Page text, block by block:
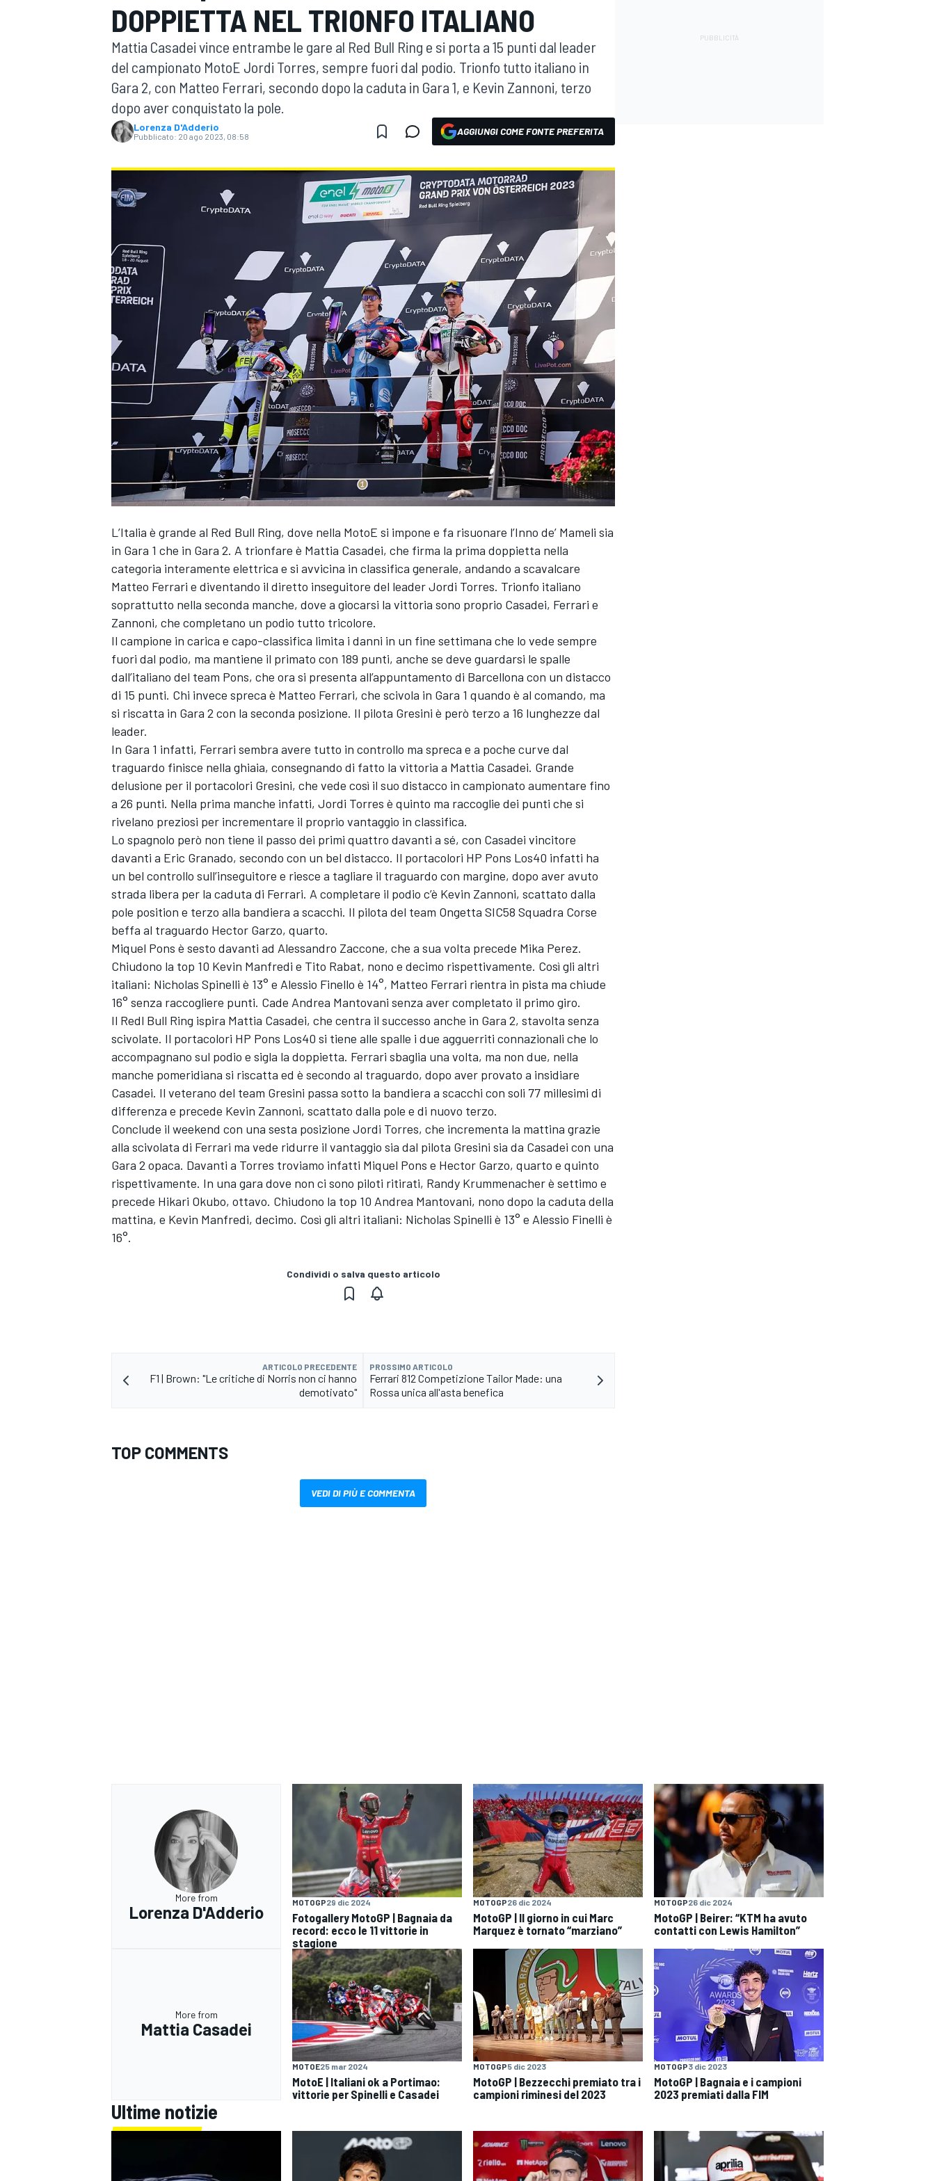
MOTOGP WEC
WRC
MONOPOSTO
ENDURANCE/GT
DOPPIETTA NEL TRIONFO ITALIANO
Mattia Casadei vince entrambe le gare al Red Bull Ring e si porta a 15 punti dal leader
del campionato MotoE Jordi Torres, sempre fuori dal podio. Trionfo tutto italiano in
Gara 2, con Matteo Ferrari, secondo dopo la caduta in Gara 1, e Kevin Zannoni, terzo
dopo aver conquistato la pole.
Lorenza D'Adderio
Pubblicato: 20 ago 2023, 08:58 AGGIUNGI COME FONTE PREFERITA
L’Italia è grande al Red Bull Ring, dove nella MotoE si impone e fa risuonare l’Inno de’ Mameli sia
in Gara 1 che in Gara 2. A trionfare è Mattia Casadei, che firma la prima doppietta nella
categoria interamente elettrica e si avvicina in classifica generale, andando a scavalcare
Matteo Ferrari e diventando il diretto inseguitore del leader Jordi Torres. Trionfo italiano
soprattutto nella seconda manche, dove a giocarsi la vittoria sono proprio Casadei, Ferrari e
Zannoni, che completano un podio tutto tricolore.
Il campione in carica e capo-classifica limita i danni in un fine settimana che lo vede sempre
fuori dal podio, ma mantiene il primato con 189 punti, anche se deve guardarsi le spalle
dall’italiano del team Pons, che ora si presenta all’appuntamento di Barcellona con un distacco
di 15 punti. Chi invece spreca è Matteo Ferrari, che scivola in Gara 1 quando è al comando, ma
si riscatta in Gara 2 con la seconda posizione. Il pilota Gresini è però terzo a 16 lunghezze dal
leader.
In Gara 1 infatti, Ferrari sembra avere tutto in controllo ma spreca e a poche curve dal
traguardo finisce nella ghiaia, consegnando di fatto la vittoria a Mattia Casadei. Grande
delusione per il portacolori Gresini, che vede così il suo distacco in campionato aumentare fino
a 26 punti. Nella prima manche infatti, Jordi Torres è quinto ma raccoglie dei punti che si
rivelano preziosi per incrementare il proprio vantaggio in classifica.
Lo spagnolo però non tiene il passo dei primi quattro davanti a sé, con Casadei vincitore
davanti a Eric Granado, secondo con un bel distacco. Il portacolori HP Pons Los40 infatti ha
un bel controllo sull’inseguitore e riesce a tagliare il traguardo con margine, dopo aver avuto
strada libera per la caduta di Ferrari. A completare il podio c’è Kevin Zannoni, scattato dalla
pole position e terzo alla bandiera a scacchi. Il pilota del team Ongetta SIC58 Squadra Corse
beffa al traguardo Hector Garzo, quarto.
Miquel Pons è sesto davanti ad Alessandro Zaccone, che a sua volta precede Mika Perez.
Chiudono la top 10 Kevin Manfredi e Tito Rabat, nono e decimo rispettivamente. Così gli altri
italiani: Nicholas Spinelli è 13° e Alessio Finello è 14°, Matteo Ferrari rientra in pista ma chiude
16° senza raccogliere punti. Cade Andrea Mantovani senza aver completato il primo giro.
Il Redl Bull Ring ispira Mattia Casadei, che centra il successo anche in Gara 2, stavolta senza
scivolate. Il portacolori HP Pons Los40 si tiene alle spalle i due agguerriti connazionali che lo
accompagnano sul podio e sigla la doppietta. Ferrari sbaglia una volta, ma non due, nella
manche pomeridiana si riscatta ed è secondo al traguardo, dopo aver provato a insidiare
Casadei. Il veterano del team Gresini passa sotto la bandiera a scacchi con soli 77 millesimi di
differenza e precede Kevin Zannoni, scattato dalla pole e di nuovo terzo.
Conclude il weekend con una sesta posizione Jordi Torres, che incrementa la mattina grazie
alla scivolata di Ferrari ma vede ridurre il vantaggio sia dal pilota Gresini sia da Casadei con una
Gara 2 opaca. Davanti a Torres troviamo infatti Miquel Pons e Hector Garzo, quarto e quinto
rispettivamente. In una gara dove non ci sono piloti ritirati, Randy Krummenacher è settimo e
precede Hikari Okubo, ottavo. Chiudono la top 10 Andrea Mantovani, nono dopo la caduta della
mattina, e Kevin Manfredi, decimo. Così gli altri italiani: Nicholas Spinelli è 13° e Alessio Finelli è
16°.
Condividi o salva questo articolo
ARTICOLO PRECEDENTE
F1 | Brown: "Le critiche di Norris non ci hanno
demotivato"
PROSSIMO ARTICOLO
Ferrari 812 Competizione Tailor Made: una
Rossa unica all'asta benefica
TOP COMMENTS
VEDI DI PIÙ E COMMENTA
More from
Lorenza D'Adderio
MOTOGP29 dic 2024
Fotogallery MotoGP | Bagnaia da
record: ecco le 11 vittorie in
stagione
MOTOGP26 dic 2024
MotoGP | Il giorno in cui Marc
Marquez è tornato “marziano”
MOTOGP26 dic 2024
MotoGP | Beirer: “KTM ha avuto
contatti con Lewis Hamilton”
More from
Mattia Casadei
MOTOE25 mar 2024
MotoE | Italiani ok a Portimao:
vittorie per Spinelli e Casadei
MOTOGP5 dic 2023
MotoGP | Bezzecchi premiato tra i
campioni riminesi del 2023
MOTOGP3 dic 2023
MotoGP | Bagnaia e i campioni
2023 premiati dalla FIM
Ultime notizie